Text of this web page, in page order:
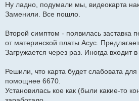
Ну ладно, подумали мы, видеокарта
Заменили. Все пошло.
Второй симптом - появилась заставка
от материнской платы Асус.
Загружается через раз. Иногда входит
Решили, что карта будет слабовата
помощнее 6670.
Установилась кое как (были какие-то